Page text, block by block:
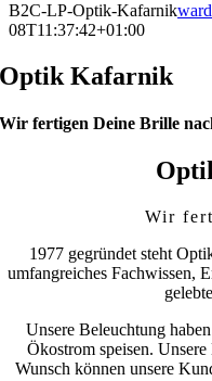
B2C-LP-Optik-Kafarnik
08T11:37:42+01:00
Optik Kafarnik
Wir fertigen Deine Brille
Wir
1977 gegründet steht
umfangreiches Fachwissen,
Unsere Beleuchtung
Ökostrom speisen.
Wunsch können unsere